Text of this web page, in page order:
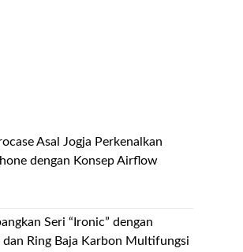
Asal Jogja Perkenalkan
dengan Konsep Airflow
Seri “Ironic” dengan
dan Ring Baja Karbon Multifungsi